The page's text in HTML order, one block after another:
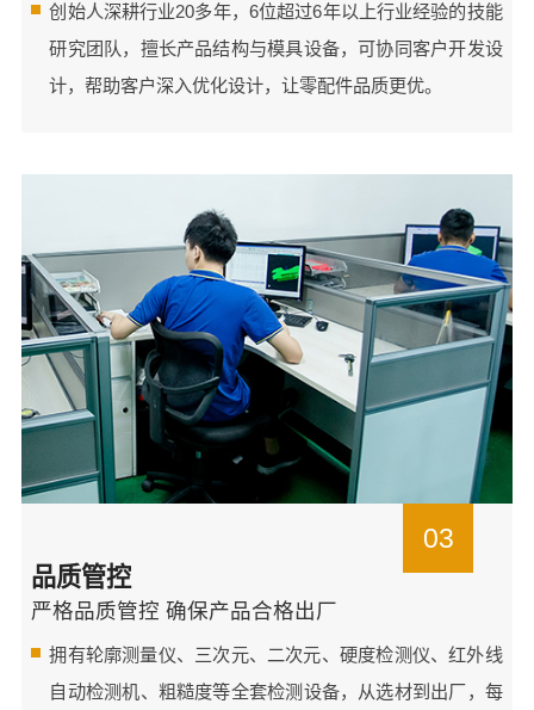
创始人深耕行业20多年，6位超过6年以上行业经验的技能
研究团队，擅长产品结构与模具设备，可协同客户开发设
计，帮助客户深入优化设计，让零配件品质更优。
03
品质管控
严格品质管控 确保产品合格出厂
拥有轮廓测量仪、三次元、二次元、硬度检测仪、红外线
自动检测机、粗糙度等全套检测设备，从选材到出厂，每